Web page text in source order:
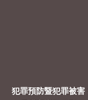
犯罪預防暨犯罪被害